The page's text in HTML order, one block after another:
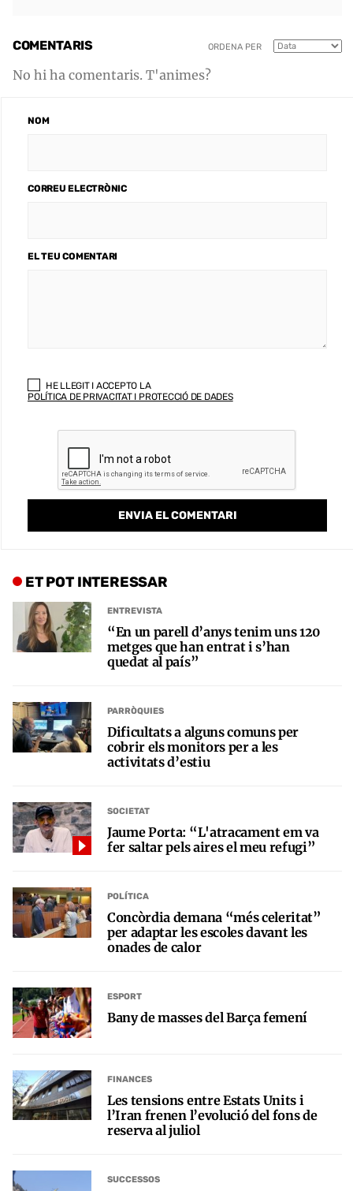
COMENTARIS ORDENA PER
No hi ha comentaris. T'animes?
NOM
CORREU ELECTRÒNIC
EL TEU COMENTARI
HE LLEGIT I ACCEPTO LA
POLÍTICA DE PRIVACITAT I PROTECCIÓ DE DADES
ET POT INTERESSAR
ENTREVISTA
“En un parell d’anys tenim uns 120
metges que han entrat i s’han
quedat al país”
PARRÒQUIES
Dificultats a alguns comuns per
cobrir els monitors per a les
activitats d’estiu
SOCIETAT
Jaume Porta: “L'atracament em va
fer saltar pels aires el meu refugi”
POLÍTICA
Concòrdia demana “més celeritat”
per adaptar les escoles davant les
onades de calor
ESPORT
Bany de masses del Barça femení
FINANCES
Les tensions entre Estats Units i
l’Iran frenen l’evolució del fons de
reserva al juliol
SUCCESSOS